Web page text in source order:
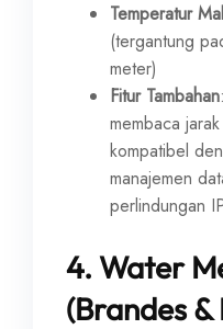
Temperatur
(tergantung
meter)
Fitur Tambahan
membaca
kompatibel
manajemen
perlindungan
4. Water
(Brandes